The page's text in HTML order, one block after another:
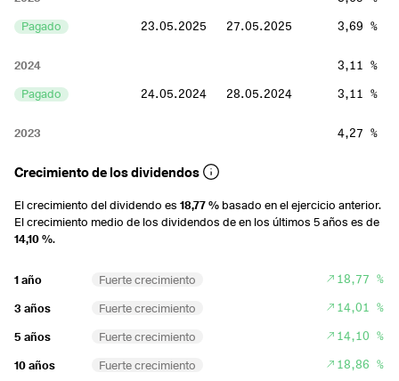
Pagado
23.05.2025 27.05.2025 3,69 %
2024
3,11 %
Pagado
24.05.2024 28.05.2024 3,11 %
2023
4,27 %
2022
3,14 %
Pagado
30.05.2022 01.06.2022 3,14 %
2020
2,57 %
Pagado
15.05.2020 2,57 %
Crecimiento de los dividendos
El crecimiento del dividendo es 18,77 % basado en el ejercicio anterior.
El crecimiento medio de los dividendos de en los últimos 5 años es de
14,10 %.
1 año Fuerte crecimiento 18,77 %
3 años Fuerte crecimiento 14,01 %
5 años Fuerte crecimiento 14,10 %
10 años Fuerte crecimiento 18,86 %